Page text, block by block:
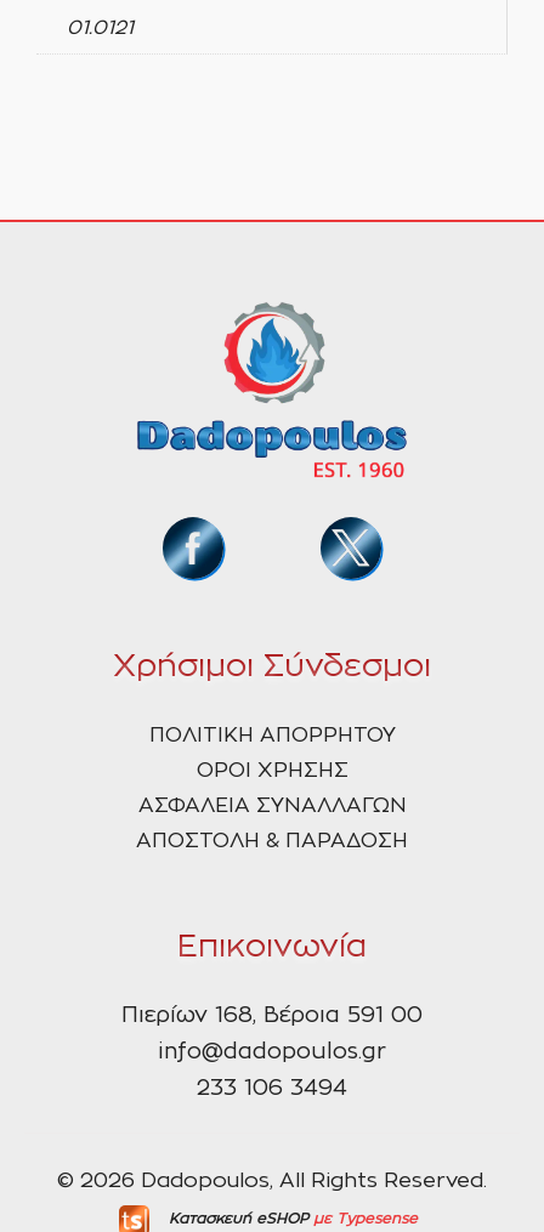
01.0121
Χρήσιμοι Σύνδεσμοι
ΠΟΛΙΤΙΚΗ ΑΠΟΡΡΗΤΟΥ
ΟΡΟΙ ΧΡΗΣΗΣ
ΑΣΦΑΛΕΙΑ ΣΥΝΑΛΛΑΓΩΝ
ΑΠΟΣΤΟΛΗ & ΠΑΡΑΔΟΣΗ
Επικοινωνία
Πιερίων 168, Βέροια 591 00
info@dadopoulos.gr
233 106 3494
© 2026 Dadopoulos, All Rights Reserved.
Κατασκευή eSHOPμε Typesense